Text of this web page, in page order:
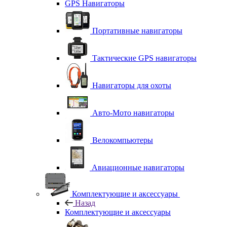
GPS Навигаторы
Портативные навигаторы
Тактические GPS навигаторы
Навигаторы для охоты
Авто-Мото навигаторы
Велокомпьютеры
Авиационные навигаторы
Комплектующие и аксессуары
Назад
Комплектующие и аксессуары